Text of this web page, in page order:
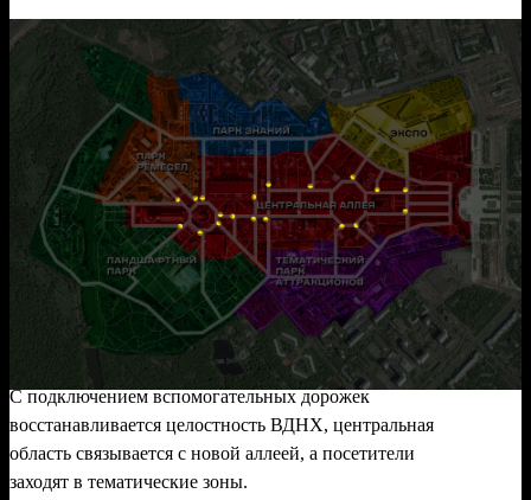
С подключением вспомогательных дорожек
восстанавливается целостность ВДНХ, центральная
область связывается с новой аллеей, а посетители
заходят в тематические зоны.